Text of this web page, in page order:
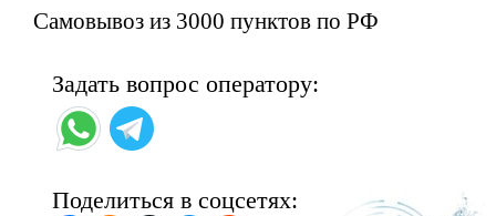
Самовывоз из 3000 пунктов по РФ
Задать вопрос оператору:
Поделиться в соцсетях: